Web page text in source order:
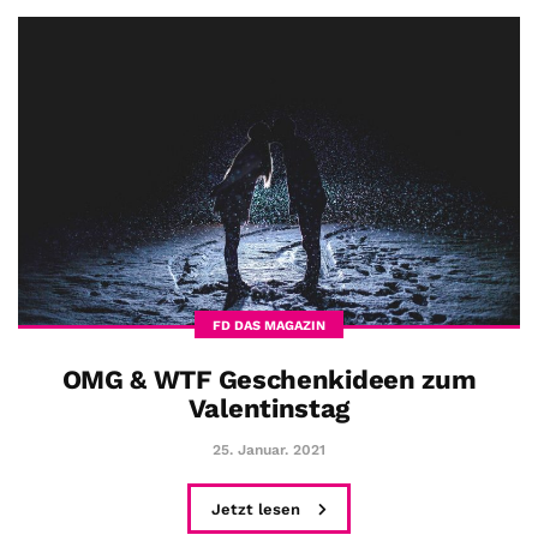
FD DAS MAGAZIN
OMG & WTF Geschenkideen zum
Valentinstag
25. Januar. 2021
Jetzt lesen